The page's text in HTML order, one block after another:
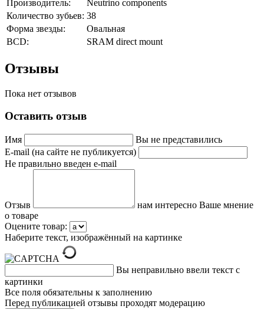
Производитель:
Neutrino components
Количество зубьев: 38
Форма звезды:
Овальная
BCD:
SRAM direct mount
Отзывы
Пока нет отзывов
Оставить отзыв
Имя
Вы не представились
E-mail (на сайте не публикуется)
Не правильно введен e-mail
Отзыв
нам интересно Ваше мнение
о товаре
Оцените товар:
Наберите текст, изображённый на картинке
Вы неправильно ввели текст с
картинки
Все поля обязательны к заполнению
Перед публикацией отзывы проходят модерацию